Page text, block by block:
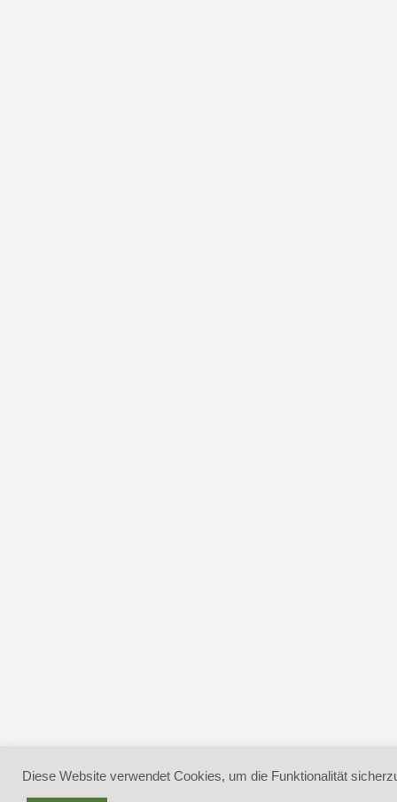
Diese Website verwendet Cookies, um die Funktionalität